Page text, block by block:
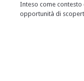
Inteso come contesto
opportunità di